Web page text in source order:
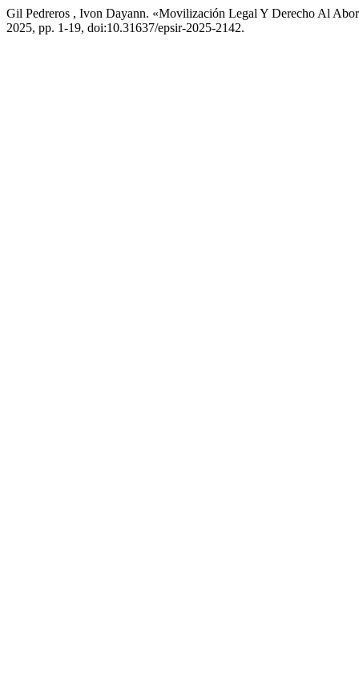
Gil Pedreros , Ivon Dayann. «Movilización Legal Y Derecho Al
2025, pp. 1-19, doi:10.31637/epsir-2025-2142.